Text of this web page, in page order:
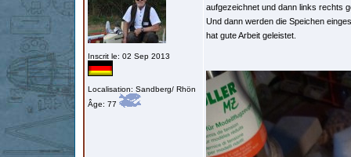
Inscrit le: 02 Sep 2013
Localisation: Sandberg/ Rhön
Âge: 77
aufgezeichnet und dann links rechts
Und dann werden die Speichen
hat gute Arbeit geleistet.